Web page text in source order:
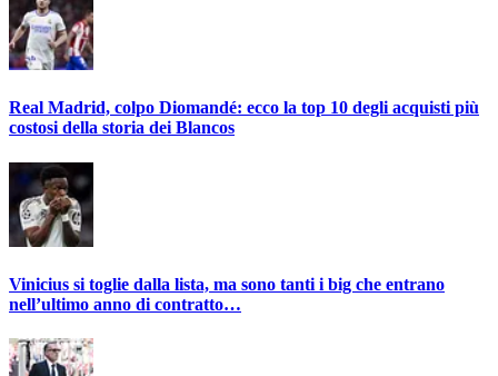
Real Madrid, colpo Diomandé: ecco la top 10 degli acquisti più
costosi della storia dei Blancos
Vinicius si toglie dalla lista, ma sono tanti i big che entrano
nell’ultimo anno di contratto…